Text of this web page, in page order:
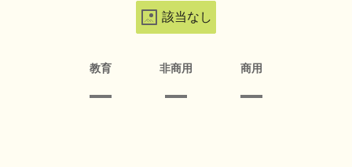
該当なし
教育 非商用 商用